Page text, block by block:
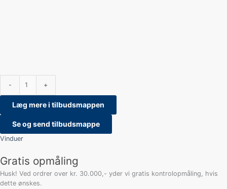
- +
Læg mere i tilbudsmappen
Se og send tilbudsmappe
Vinduer
Gratis opmåling
Husk! Ved ordrer over kr. 30.000,- yder vi gratis kontrolopmåling, hvis
dette ønskes.